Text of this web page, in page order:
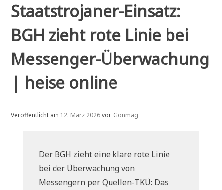
Staatstrojaner-Einsatz:
BGH zieht rote Linie bei
Messenger-Überwachung
| heise online
Veröffentlicht am 12. März 2026von Gonmag
Der BGH zieht eine klare rote Linie
bei der Überwachung von
Messengern per Quellen-TKÜ: Das